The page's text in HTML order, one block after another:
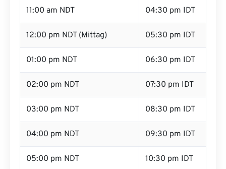
11:00 am NDT 04:30 pm IDT
12:00 pm NDT (Mittag) 05:30 pm IDT
01:00 pm NDT 06:30 pm IDT
02:00 pm NDT 07:30 pm IDT
03:00 pm NDT 08:30 pm IDT
04:00 pm NDT 09:30 pm IDT
05:00 pm NDT 10:30 pm IDT